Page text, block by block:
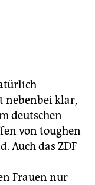
nebenbei klar,
deutschen
von toughen
Auch das ZDF
Frauen nur